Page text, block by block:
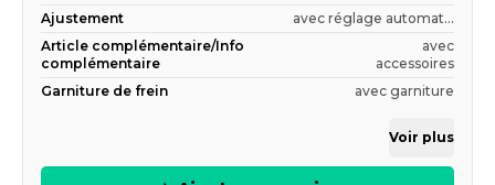
Ajustement
avec réglage automat...
Article complémentaire/Info
complémentaire
avec
accessoires
Garniture de frein
avec garniture
Voir plus